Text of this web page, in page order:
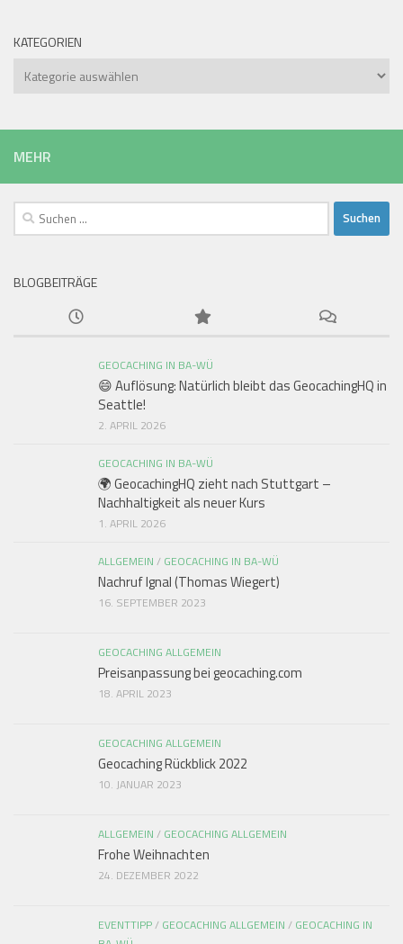
KATEGORIEN
Kategorien
MEHR
Suchen
nach:
BLOGBEITRÄGE
GEOCACHING IN BA-WÜ
😄 Auflösung: Natürlich bleibt das GeocachingHQ in
Seattle!
2. APRIL 2026
GEOCACHING IN BA-WÜ
🌍 GeocachingHQ zieht nach Stuttgart –
Nachhaltigkeit als neuer Kurs
1. APRIL 2026
ALLGEMEIN / GEOCACHING IN BA-WÜ
Nachruf Ignal (Thomas Wiegert)
16. SEPTEMBER 2023
GEOCACHING ALLGEMEIN
Preisanpassung bei geocaching.com
18. APRIL 2023
GEOCACHING ALLGEMEIN
Geocaching Rückblick 2022
10. JANUAR 2023
ALLGEMEIN / GEOCACHING ALLGEMEIN
Frohe Weihnachten
24. DEZEMBER 2022
EVENTTIPP/ GEOCACHING ALLGEMEIN / GEOCACHING IN